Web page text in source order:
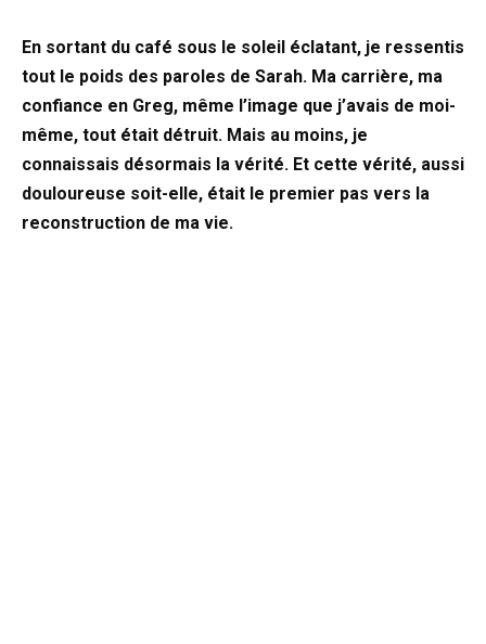
En sortant du café sous le soleil éclatant, je ressentis
tout le poids des paroles de Sarah. Ma carrière, ma
confiance en Greg, même l’image que j’avais de moi-
même, tout était détruit. Mais au moins, je
connaissais désormais la vérité. Et cette vérité, aussi
douloureuse soit-elle, était le premier pas vers la
reconstruction de ma vie.